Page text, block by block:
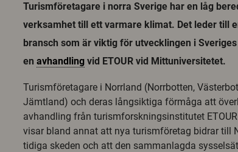
Turismföretagare i norra Sverige har en låg
verksamhet till ett varmare klimat. Det leder till
bransch som är viktig för utvecklingen i
en avhandling vid ETOUR vid Mittuniversitetet.
Turismföretagare i Norrland (Norrbotten,
Jämtland) och deras långsiktiga förmåga att
avhandling från turismforskningsinstitutet
visar bland annat att nya turismföretag bidrar till
tidiga skeden och att den sammanlagda